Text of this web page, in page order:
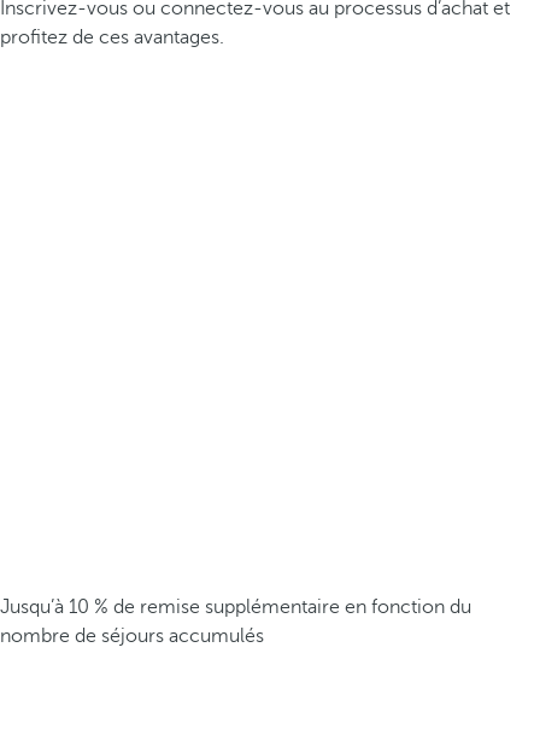
Inscrivez-vous ou connectez-vous au processus d’achat et
profitez de ces avantages.
Jusqu’à 10 % de remise supplémentaire en fonction du
nombre de séjours accumulés